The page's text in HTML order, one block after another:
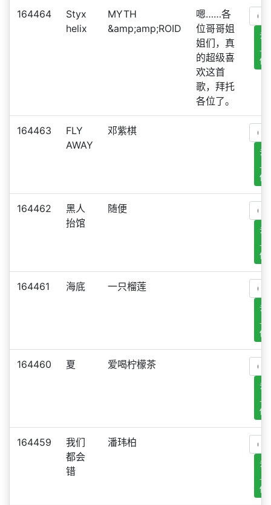
164464
Styx
helix
MYTH
&amp;amp;ROID
嗯……各
位哥哥姐
姐们，真
的超级喜
欢这首
歌，拜托
各位了。
去
传
164463
FLY
AWAY
邓紫棋
去
传
164462
黑人
抬馆
随便
去
传
164461 海底 一只榴莲
去
传
164460 夏 爱喝柠檬茶
去
传
164459
我们
都会
错
潘玮柏
去
传